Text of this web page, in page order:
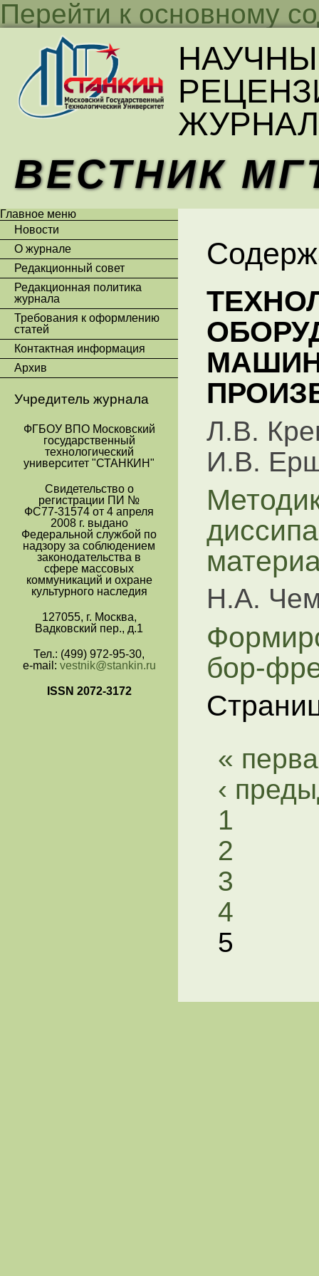
Перейти к основному
ЖУРНАЛ
ВЕСТНИК
Главное меню
Новости
О журнале
Редакционный совет
Редакционная политика
журнала
Требования к оформлению
статей
Контактная информация
Архив
Учредитель журнала
ФГБОУ ВПО Московский
государственный
технологический
университет "СТАНКИН"
Свидетельство о
регистрации ПИ №
ФС77-31574 от 4 апреля
2008 г. выдано
Федеральной службой по
надзору за соблюдением
законодательства в
сфере массовых
коммуникаций и охране
культурного наследия
127055, г. Москва,
Вадковский пер., д.1
Тел.: (499) 972-95-30,
e-mail: vestnik@stankin.ru
ISSN 2072-3172
Л.В.
И.В.
Н.А.
бор-
«
‹
1
2
3
4
5